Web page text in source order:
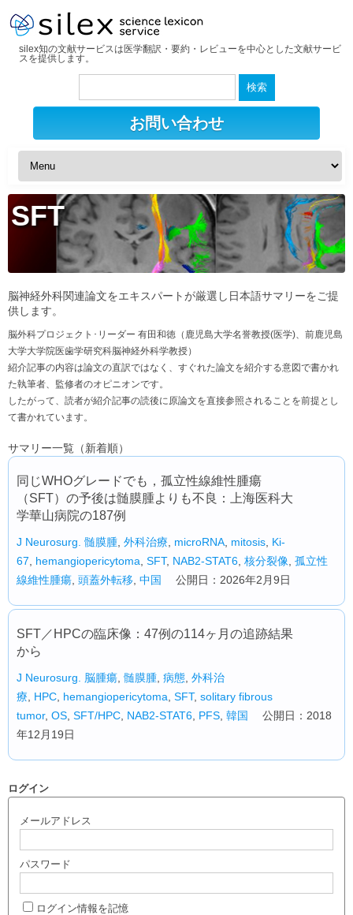
silex知の文献サービスは医学翻訳・要約・レビューを中心とした文献サービ
スを提供します。
検
お問い合わせ
SFT
脳神経外科関連論文をエキスパートが厳選し日本語サマリーをご提
供します。
脳外科プロジェクト･リーダー 有田和徳（鹿児島大学名誉教授(医学)、前鹿児島
大学大学院医歯学研究科脳神経外科学教授）
紹介記事の内容は論文の直訳ではなく、すぐれた論文を紹介する意図で書かれ
た執筆者、監修者のオピニオンです。
したがって、読者が紹介記事の読後に原論文を直接参照されることを前提とし
て書かれています。
サマリー一覧（新着順）
同じWHOグレードでも，孤立性線維性腫瘍
（SFT）の予後は髄膜腫よりも不良：上海医科大
学華山病院の187例
J Neurosurg. 髄膜腫 外科治療 microRNA mitosis Ki-
67
hemangiopericytoma SFT, NAB2-STAT6 核分裂像 孤立性
線維性腫瘍 頭蓋外転移 中国 公開日：2026年2月9日
SFT／HPCの臨床像：47例の114ヶ月の追跡結果
から
J Neurosurg. 脳腫瘍 髄膜腫 病態 外科治
療
HPC hemangiopericytoma SFT, solitary fibrous
tumor, OS SFT/HPC NAB2-STAT6 PFS 韓国
公開日：2018
年12月19日
ログイン
メールアドレス
パスワード
ログイン情報を記憶